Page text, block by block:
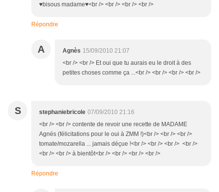
♥bisous madame♥<br /> <br /> <br /> <br />
Répondre
A Agnès 15/09/2010 21:07
<br /> <br /> Et oui que tu aurais eu le droit à des
petites choses comme ça ...<br /> <br /> <br /> <br />
S stephaniebricole 07/09/2010 21:16
<br /> <br /> contente de revoir une recette de MADAME
Agnés (félicitations pour le oui à ZMM !)<br /> <br /> <br />
tomate/mozarella ... jamais déçue !<br /> <br /> <br /> <br />
<br /> <br /> à bientôt<br /> <br /> <br /> <br />
Répondre